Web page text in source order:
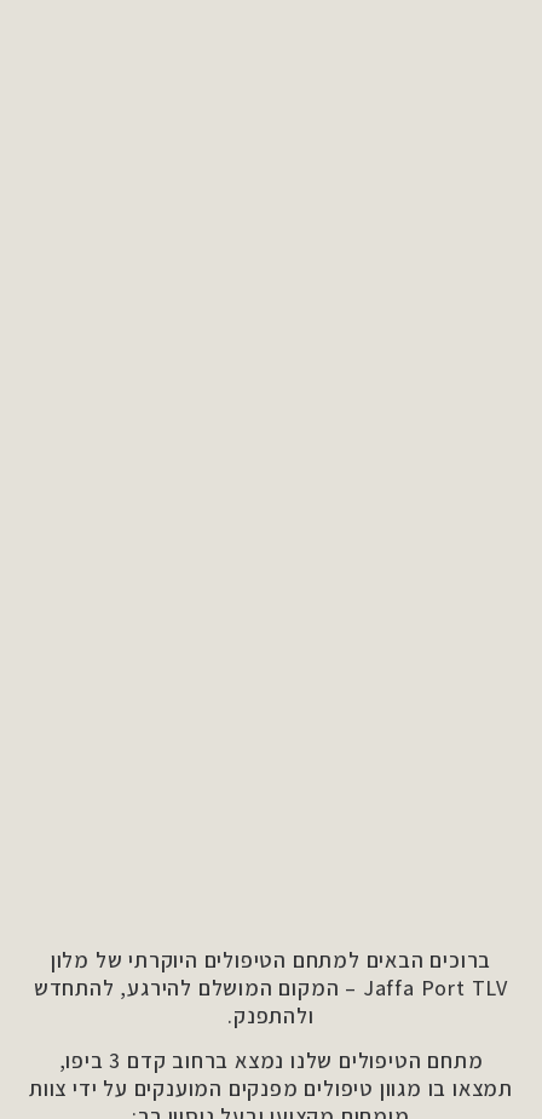
ברוכים הבאים למתחם הטיפולים היוקרתי של מלון
Jaffa Port TLV – המקום המושלם להירגע, להתחדש
ולהתפנק.
מתחם הטיפולים שלנו נמצא ברחוב קדם 3 ביפו,
תמצאו בו מגוון טיפולים מפנקים המוענקים על ידי צוות